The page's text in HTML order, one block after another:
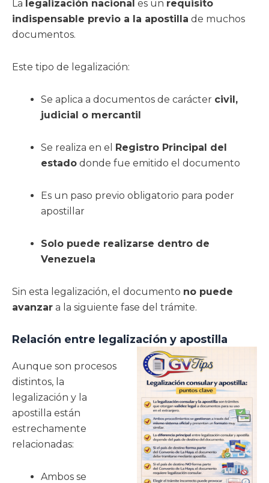
La legalización nacional es un requisito
indispensable previo a la apostilla de muchos
documentos.
Este tipo de legalización:
Se aplica a documentos de carácter civil,
judicial o mercantil
Se realiza en el Registro Principal del
estado donde fue emitido el documento
Es un paso previo obligatorio para poder
apostillar
Solo puede realizarse dentro de
Venezuela
Sin esta legalización, el documento no puede
avanzar a la siguiente fase del trámite.
Relación entre legalización y apostilla
Aunque son procesos
distintos, la
legalización y la
apostilla están
estrechamente
relacionadas:
Ambos se